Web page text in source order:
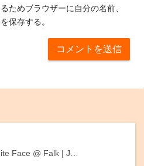
ためブラウザーに自分の名前、
保存する。
Face @ Falk | J…